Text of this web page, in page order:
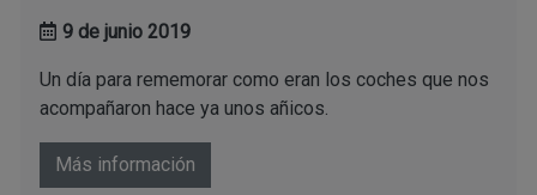
9 de junio 2019
Un día para rememorar como eran los coches que nos
acompañaron hace ya unos añicos.
Más información